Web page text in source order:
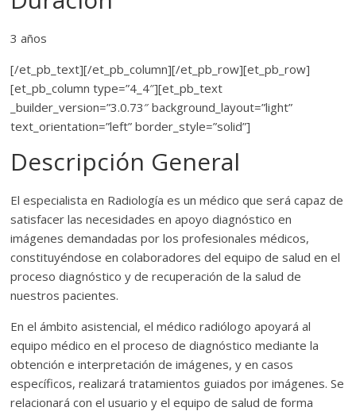
3 años
[/et_pb_text][/et_pb_column][/et_pb_row][et_pb_row]
[et_pb_column type=”4_4″][et_pb_text
_builder_version=”3.0.73″ background_layout=”light”
text_orientation=”left” border_style=”solid”]
Descripción General
El especialista en Radiología es un médico que será capaz de
satisfacer las necesidades en apoyo diagnóstico en
imágenes demandadas por los profesionales médicos,
constituyéndose en colaboradores del equipo de salud en el
proceso diagnóstico y de recuperación de la salud de
nuestros pacientes.
En el ámbito asistencial, el médico radiólogo apoyará al
equipo médico en el proceso de diagnóstico mediante la
obtención e interpretación de imágenes, y en casos
específicos, realizará tratamientos guiados por imágenes. Se
relacionará con el usuario y el equipo de salud de forma